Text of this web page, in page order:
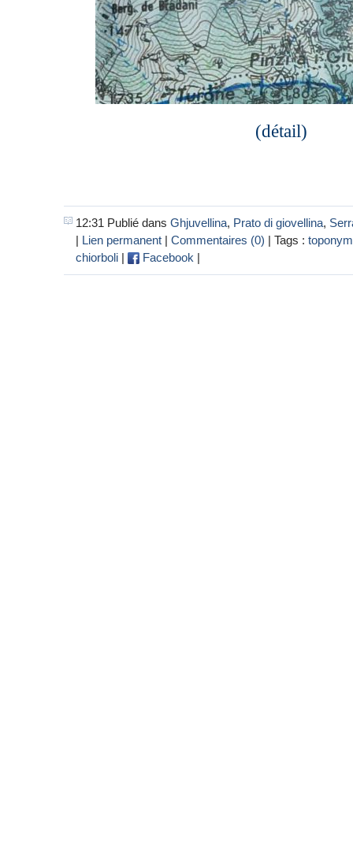
(détail)
12:31 Publié dans Ghjuvellina, Prato di giovellina,
| Lien permanent | Commentaires (0) | Tags :
chiorboli | Facebook |